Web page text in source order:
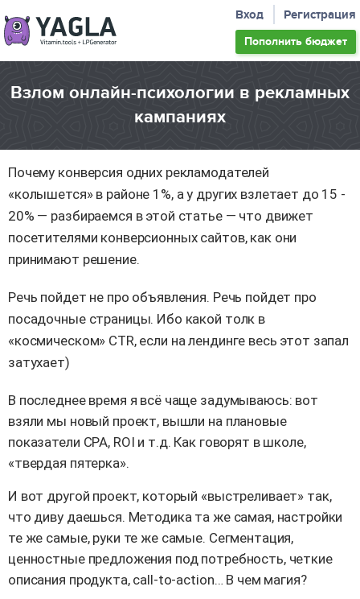
Вход Регистрация
Пополнить бюджет
Взлом онлайн-психологии в рекламных
кампаниях
Почему конверсия одних рекламодателей
«колышется» в районе 1%, а у других взлетает до 15 -
20% — разбираемся в этой статье — что движет
посетителями конверсионных сайтов, как они
принимают решение.
Речь пойдет не про объявления. Речь пойдет про
посадочные страницы. Ибо какой толк в
«космическом» CTR, если на лендинге весь этот запал
затухает)
В последнее время я всё чаще задумываюсь: вот
взяли мы новый проект, вышли на плановые
показатели CPA, ROI и т.д. Как говорят в школе,
«твердая пятерка».
И вот другой проект, который «выстреливает» так,
что диву даешься. Методика та же самая, настройки
те же самые, руки те же самые. Сегментация,
ценностные предложения под потребность, четкие
описания продукта, call-to-action… В чем магия?